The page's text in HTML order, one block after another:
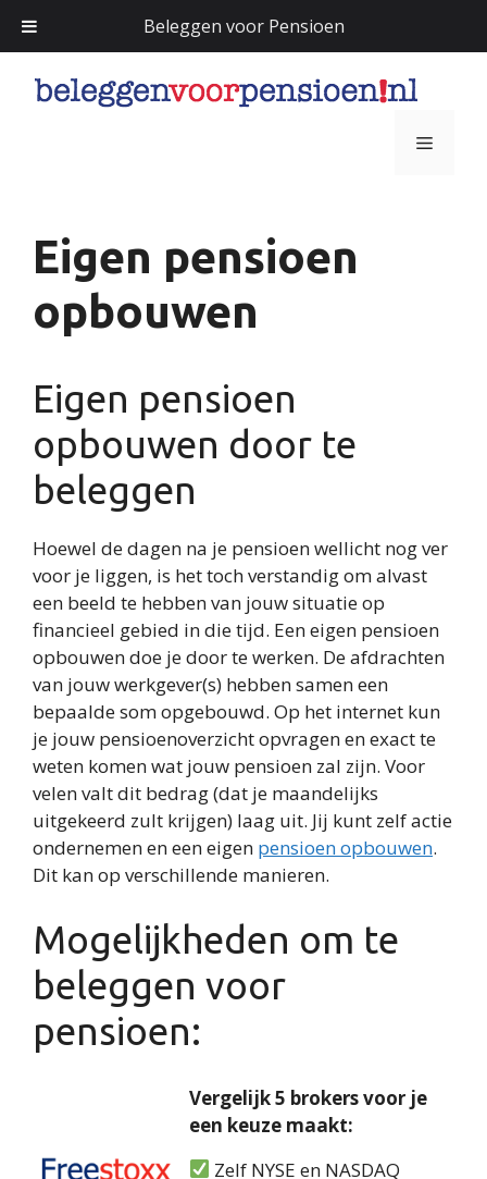
Beleggen voor Pensioen
naar
Menu
Eigen pensioen
opbouwen
Eigen pensioen
opbouwen door te
beleggen
Hoewel de dagen na je pensioen wellicht nog ver
voor je liggen, is het toch verstandig om alvast
een beeld te hebben van jouw situatie op
financieel gebied in die tijd. Een eigen pensioen
opbouwen doe je door te werken. De afdrachten
van jouw werkgever(s) hebben samen een
bepaalde som opgebouwd. Op het internet kun
je jouw pensioenoverzicht opvragen en exact te
weten komen wat jouw pensioen zal zijn. Voor
velen valt dit bedrag (dat je maandelijks
uitgekeerd zult krijgen) laag uit. Jij kunt zelf actie
ondernemen en een eigen pensioen opbouwen.
Dit kan op verschillende manieren.
Mogelijkheden om te
beleggen voor
pensioen:
Vergelijk 5 brokers voor je
een keuze maakt:
Zelf NYSE en NASDAQ